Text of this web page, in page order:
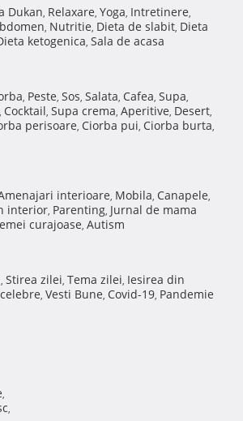
Dukan, Relaxare, Yoga, Intretinere,
, Nutritie, Dieta de slabit, Dieta
ketogenica, Sala de acasa
, Peste, Sos, Salata, Cafea, Supa,
, Cocktail, Supa crema, Aperitive, Desert,
perisoare, Ciorba pui, Ciorba burta,
interioare, Mobila, Canapele,
interior, Parenting, Jurnal de mama
curajoase, Autism
, Stirea zilei, Tema zilei, Iesirea din
, Vesti Bune, Covid-19, Pandemie
,
,